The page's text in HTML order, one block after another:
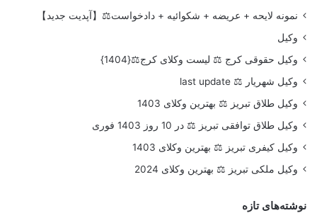
نمونه لایحه + عریضه + شکوائیه + دادخواست⚖️【آپدیت جدید】
وکیل
وکیل حقوقی کرج ⚖️ لیست وکلای کرج⚖️{1404}
وکیل شهریار ⚖️ last update
وکیل طلاق تبریز ⚖️ بهترین وکلای 1403
وکیل طلاق توافقی تبریز ⚖️ در 10 روز 1403 فوری
وکیل کیفری تبریز ⚖️ بهترین وکلای 1403
وکیل ملکی تبریز ⚖️ بهترین وکلای 2024
نوشته‌های تازه